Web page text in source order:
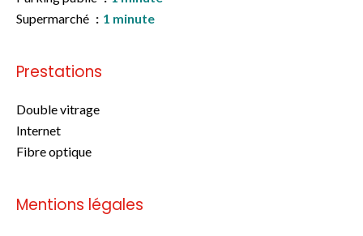
Supermarché
1 minute
Prestations
Double vitrage
Internet
Fibre optique
Mentions légales